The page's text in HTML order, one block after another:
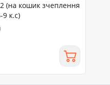
(на кошик зчеплення
к.с)